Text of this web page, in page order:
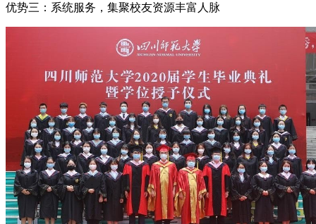
优势三：系统服务，集聚校友资源丰富人脉